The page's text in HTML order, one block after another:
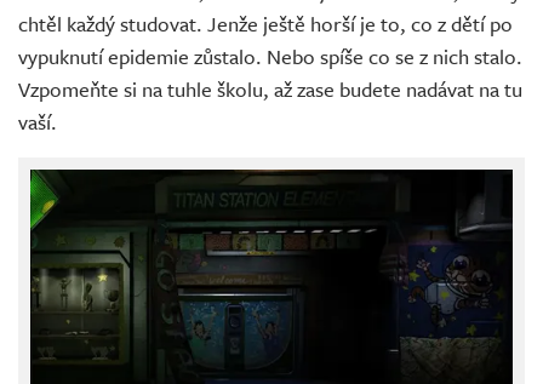
chtěl každý studovat. Jenže ještě horší je to, co z dětí po
vypuknutí epidemie zůstalo. Nebo spíše co se z nich stalo.
Vzpomeňte si na tuhle školu, až zase budete nadávat na tu
vaší.